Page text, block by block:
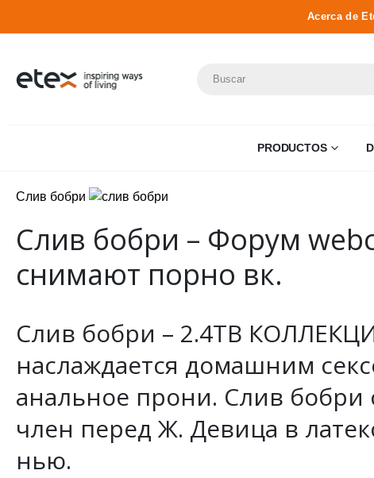
Acerca de
PRODUCTOS
Слив бобри
Слив бобри – Форум
снимают порно вк.
Слив бобри – 2.4TB
наслаждается домашним
анальное прони. Слив
член перед Ж. Девица в
нью.